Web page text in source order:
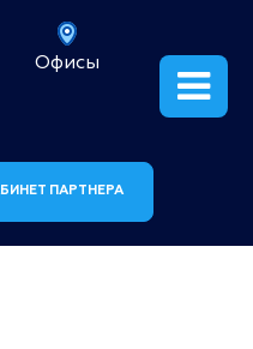
Офисы
ПАРТНЕРА